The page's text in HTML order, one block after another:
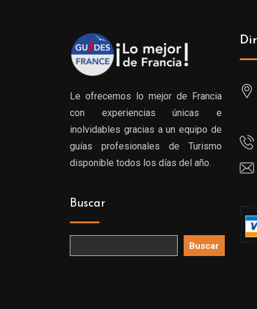
Le ofrecemos lo mejor de Francia
con experiencias únicas e
inolvidables gracias a un equipo de
guías profesionales de Turismo
disponible todos los días del año.
Buscar
Buscar